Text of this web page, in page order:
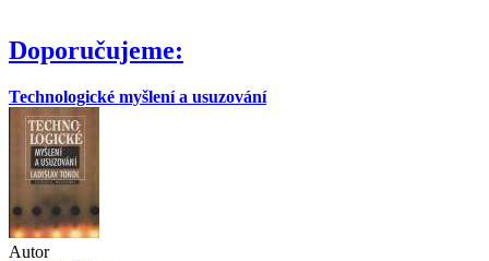
Doporučujeme:
Technologické myšlení a usuzování
Autor